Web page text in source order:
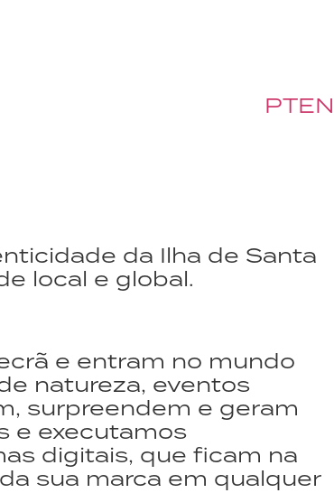
PTEN
da Ilha de Santa
local e global.
e entram no mundo
natureza, eventos
surpreendem e geram
e executamos
digitais, que ficam na
sua marca em qualquer